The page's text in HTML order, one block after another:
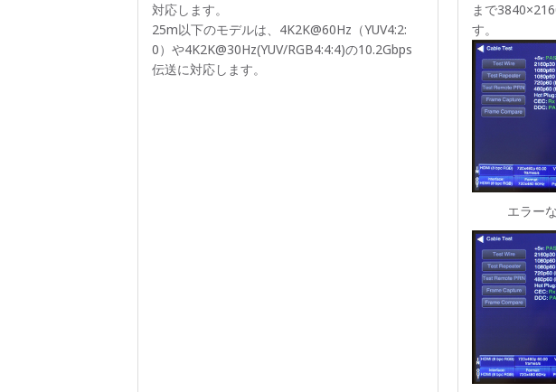
対応します。
25m以下のモデルは、4K2K@60Hz（YUV4:2:
0）や4K2K@30Hz(YUV/RGB4:4:4)の10.2Gbps
伝送に対応します。
まで
す。
エラー